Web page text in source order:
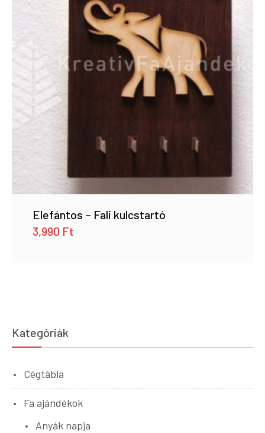
Elefántos – Fali kulcstartó
3,990 Ft
Kategóriák
Cégtábla
Fa ajándékok
Anyák napja